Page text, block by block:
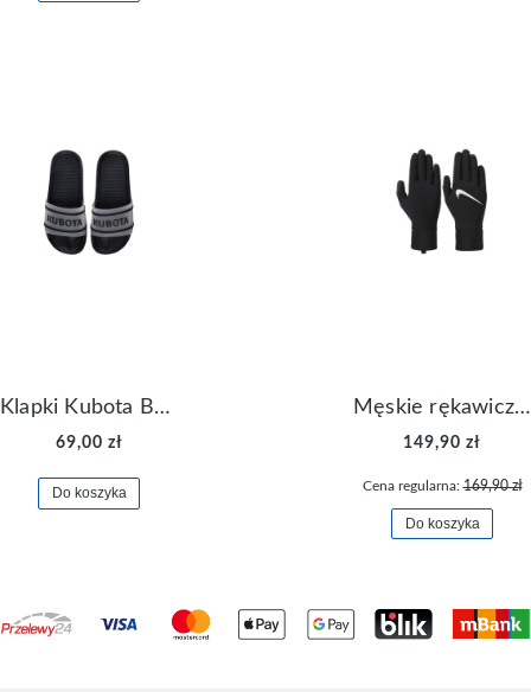
Klapki Kubota Basenowe Gel Czarne
69,00 zł
Do koszyka
Męskie rękawiczki Nike Dri-FIT Lightweight Gloves N.RG.M0.082
149,90 zł
Cena regularna:169,90 zł
Do koszyka